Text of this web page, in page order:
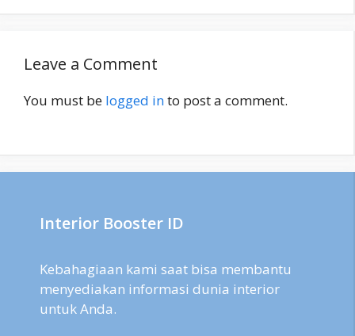
Leave a Comment
You must be logged into post a comment.
Interior Booster ID
Kebahagiaan kami saat bisa membantu
menyediakan informasi dunia interior
untuk Anda.